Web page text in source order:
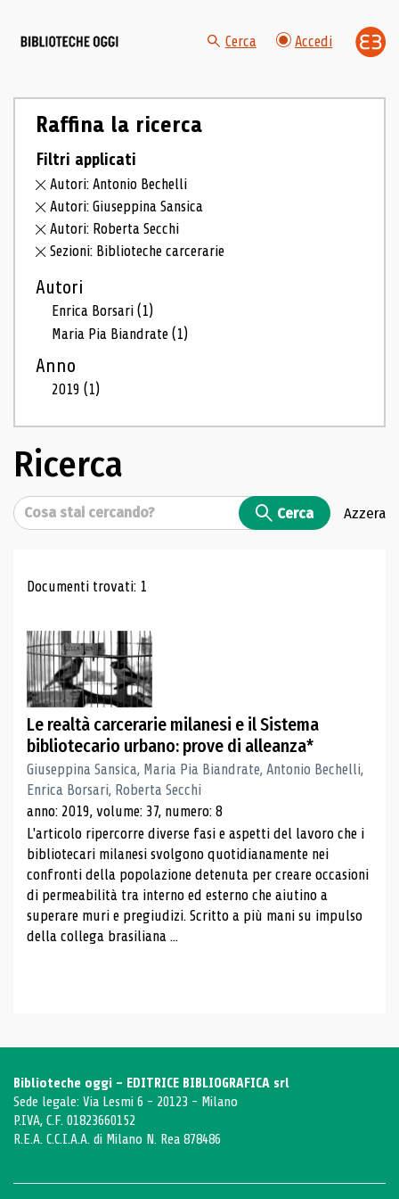
Cerca Accedi
Raffina la ricerca
Filtri applicati
Autori: Antonio Bechelli
Autori: Giuseppina Sansica
Autori: Roberta Secchi
Sezioni: Biblioteche carcerarie
Autori
Enrica Borsari(1)
Maria Pia Biandrate(1)
Anno
2019(1)
Ricerca
Cerca Cerca Azzera
Risultati di ricerca
Documenti trovati: 1
Le realtà carcerarie milanesi e il Sistema
bibliotecario urbano: prove di alleanza*
Giuseppina Sansica, Maria Pia Biandrate, Antonio Bechelli,
Enrica Borsari, Roberta Secchi
anno: 2019, volume: 37, numero: 8
L'articolo ripercorre diverse fasi e aspetti del lavoro che i
bibliotecari milanesi svolgono quotidianamente nei
confronti della popolazione detenuta per creare occasioni
di permeabilità tra interno ed esterno che aiutino a
superare muri e pregiudizi. Scritto a più mani su impulso
della collega brasiliana ...
Biblioteche oggi - EDITRICE BIBLIOGRAFICA srl
Sede legale: Via Lesmi 6 - 20123 - Milano
P.IVA, C.F. 01823660152
R.E.A. C.C.I.A.A. di Milano N. Rea 878486